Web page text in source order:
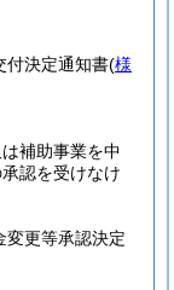
付決定通知書(様
補助事業を中
認を受けなけ
変更等承認決定